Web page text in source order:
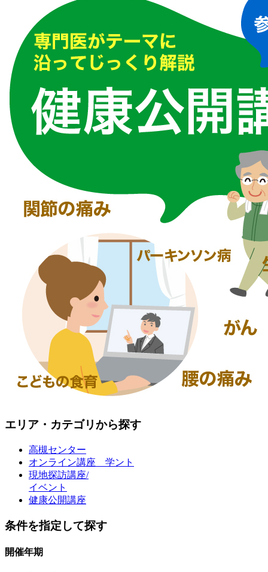
エリア・カテゴリから探す
高槻センター
オンライン講座 学ント
現地探訪講座/
イベント
健康公開講座
条件を指定して探す
開催年期